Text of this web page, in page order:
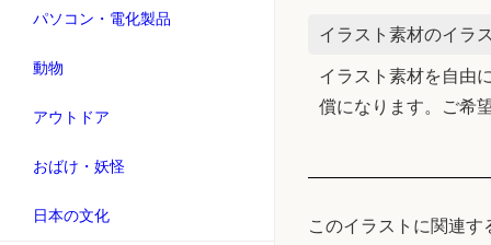
パソコン・電化製品
動物
アウトドア
おばけ・妖怪
日本の文化
イラスト素材のイラ
イラスト素材を自由
償になります。ご希
このイラストに関連す